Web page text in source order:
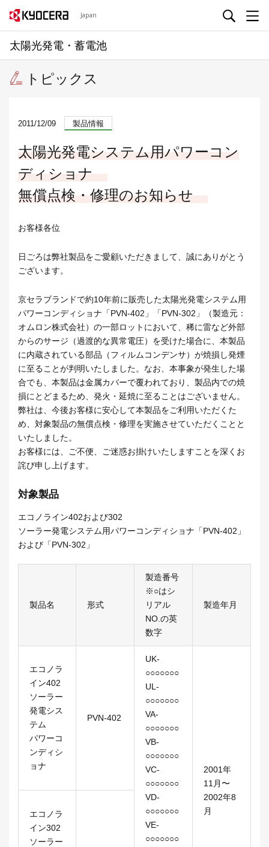
Japan
太陽光発電・蓄電池
トピックス
2011/12/09 製品情報
太陽光発電システム用パワーコン
ディショナ
無償点検・修理のお知らせ
お客様各位
日ごろは弊社製品をご愛顧いただきまして、誠にありがとう
ございます。
京セラブランドで約10年前に販売した太陽光発電システム用
パワーコンディショナ「PVN-402」「PVN-302」（製造元：
オムロン株式会社）の一部ロットにおいて、稀に雷など外部
からのサージ（過渡的な異常電圧）を受けた場合に、本製品
に内蔵されている部品（フィルムコンデンサ）が焼損し発煙
に至ることが判明いたしました。なお、本事象が発生した場
合でも、本製品は金属カバーで覆われており、製品内での焼
損にとどまるため、発火・延焼に至ることはございません。
弊社は、今後お客様に安心して本製品をご利用いただくた
め、対象製品の無償点検・修理を実施させていただくことと
いたしました。
お客様には、ご不便、ご迷惑お掛けいたしますことを深くお
詫び申し上げます。
対象製品
エコノライン402および302
ソーラー発電システム用パワーコンディショナ「PVN-402」
および「PVN-302」
製品名 形式
製造番号
※○はシ
リアル
NO.の英
数字
製造年月
エコノラ
イン402
ソーラー
発電シス
テム
パワーコ
ンディシ
ョナ
PVN-402
UK-
○○○○○○○
UL-
○○○○○○○
VA-
○○○○○○○
VB-
○○○○○○○
VC-
○○○○○○○
VD-
○○○○○○○
VE-
○○○○○○○
2001年
11月〜
2002年8
月
エコノラ
イン302
ソーラー